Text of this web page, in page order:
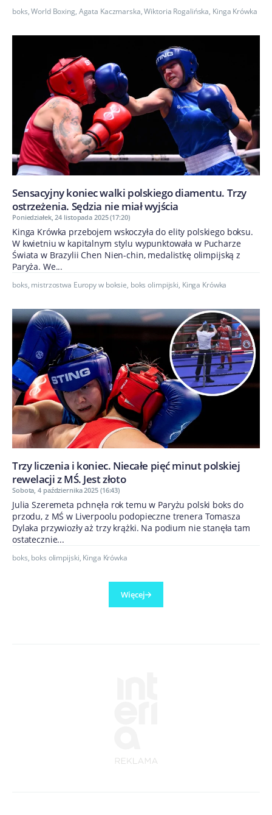
boks,World Boxing, Agata Kaczmarska,Wiktoria Rogalińska, Kinga Krówka
Sensacyjny koniec walki polskiego diamentu. Trzy
ostrzeżenia. Sędzia nie miał wyjścia
Poniedziałek, 24 listopada 2025 (17:20)
Kinga Krówka przebojem wskoczyła do elity polskiego boksu.
W kwietniu w kapitalnym stylu wypunktowała w Pucharze
Świata w Brazylii Chen Nien-chin, medalistkę olimpijską z
Paryża. We...
boks, mistrzostwa Europy w boksie, boks olimpijski, Kinga Krówka
Trzy liczenia i koniec. Niecałe pięć minut polskiej
rewelacji z MŚ. Jest złoto
Sobota, 4 października 2025 (16:43)
Julia Szeremeta pchnęła rok temu w Paryżu polski boks do
przodu, z MŚ w Liverpoolu podopieczne trenera Tomasza
Dylaka przywiozły aż trzy krążki. Na podium nie stanęła tam
ostatecznie...
boks, boks olimpijski, Kinga Krówka
Więcej